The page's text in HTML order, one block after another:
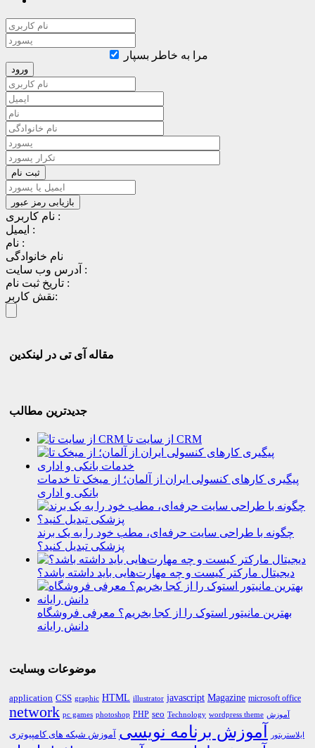
مرا به خاطر بسپار
نام کاربری :
ایمیل :
نام :
نام خانوادگی
آدرس وب سایت :
تاریخ ثبت نام :
نقش کاربر:
مقاله آی تی در لینکدین
جدیدترین مطالب
از سایت تا CRM
پیگیری کارهای کنسولی ایران از آلمان؛ از میخک تا خدمات
بانکی و اداری
چگونه با طراحی سایت حرفه‌ای، مطب خود را به یک برند
پزشکی تبدیل کنید؟
دیجیتال مارکتر کیست و چه مهارت‌هایی باید داشته باشد؟
بهترین مانیتور استوک را از کجا بخریم؟ معرفی فروشگاه
دانش رایانه
موضوعات وبسایت
application CSS graphic HTML illustrator javascript Magazine microsoft office
network pc games photoshop PHP seo Technology wordpress theme آموزش
ایلاستریتور آموزش برنامه نویسی آموزش شبکه های کامپیوتری